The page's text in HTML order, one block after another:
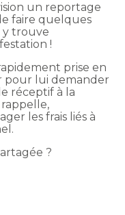
un reportage
faire quelques
y trouve
!
prise en
pour lui demander
réceptif à la
les frais liés à
?